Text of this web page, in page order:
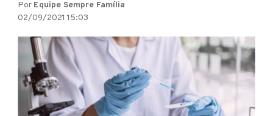
Por Equipe Sempre Família
02/09/2021 15:03